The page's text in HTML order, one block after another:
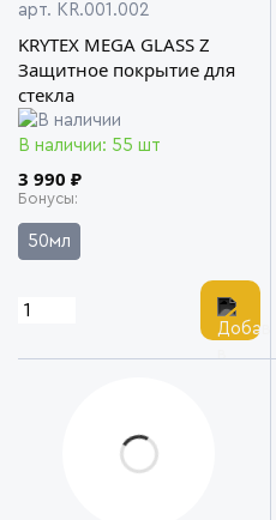
арт. KR.001.002
KRYTEX MEGA GLASS Z
Защитное покрытие для
стекла
В наличии: 55 шт
3 990 ₽
Бонусы
50мл